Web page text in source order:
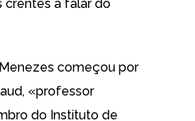
crentes a falar do
começou por
«professor
do Instituto de